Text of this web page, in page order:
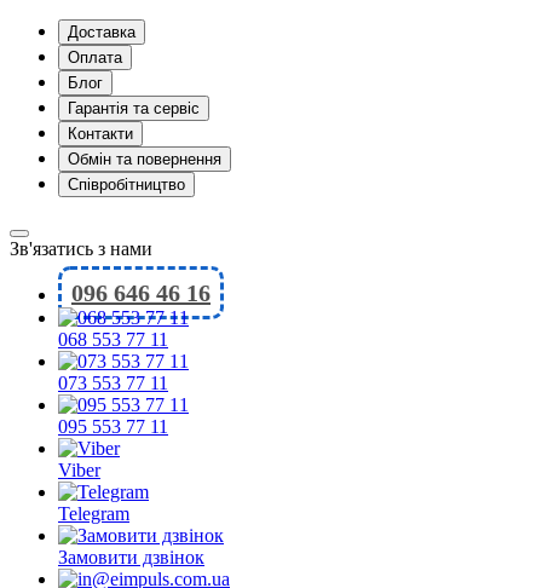
Доставка
Оплата
Блог
Гарантія та сервіс
Контакти
Обмін та повернення
Співробітництво
Зв'язатись з нами
096 646 46 16
068 553 77 11
073 553 77 11
095 553 77 11
Viber
Telegram
Замовити дзвінок